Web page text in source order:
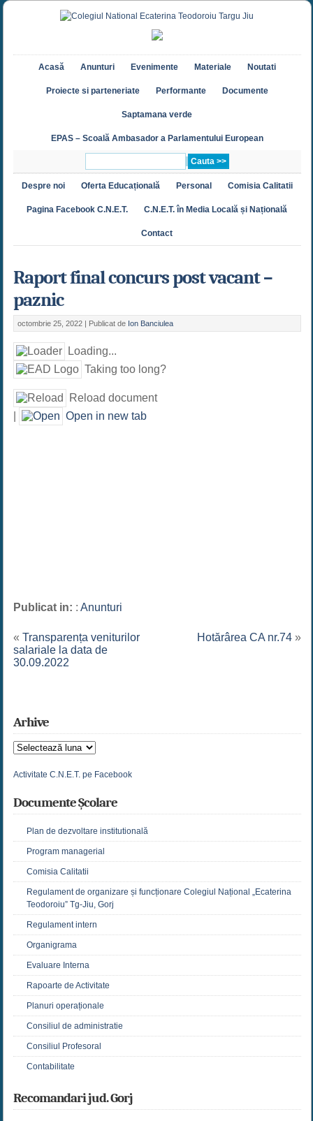
Acasă Anunturi Evenimente Materiale Noutati
Proiecte si parteneriate Performante Documente
Saptamana verde
EPAS – Scoală Ambasador a Parlamentului European
Despre noi Oferta Educațională Personal Comisia Calitatii
Pagina Facebook C.N.E.T. C.N.E.T. în Media Locală și Națională
Contact
Raport final concurs post vacant –
paznic
octombrie 25, 2022 | Publicat de Ion Banciulea
Loading...
Taking too long?
Reload document
Open in new tab
Publicat in: : Anunturi
« Transparența veniturilor
salariale la data de
30.09.2022
Hotărârea CA nr.74 »
Arhive
Arhive
Activitate C.N.E.T. pe Facebook
Documente Școlare
Plan de dezvoltare institutională
Program managerial
Comisia Calitatii
Regulament de organizare și funcționare Colegiul Național „Ecaterina
Teodoroiu” Tg-Jiu, Gorj
Regulament intern
Organigrama
Evaluare Interna
Rapoarte de Activitate
Planuri operaționale
Consiliul de administratie
Consiliul Profesoral
Contabilitate
Recomandari jud. Gorj